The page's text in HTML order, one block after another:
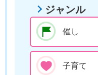
ジャンル
催し
子育て